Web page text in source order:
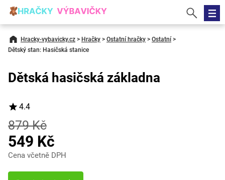
Hracky-vybavicky.cz > Hračky > Ostatní hračky > Ostatní >
Dětský stan: Hasičská stanice
Dětská hasičská základna
4.4
879 Kč
549 Kč
Cena včetně DPH